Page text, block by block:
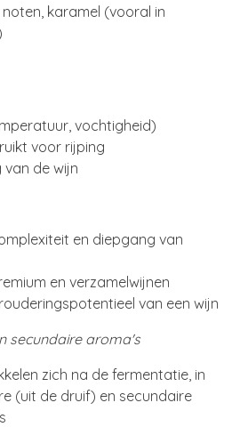
karamel (vooral in
vochtigheid)
voor rijping
van de wijn
en diepgang van
en verzamelwijnen
van een wijn
secundaire aroma's
zich na de fermentatie, in
(uit de druif) en secundaire